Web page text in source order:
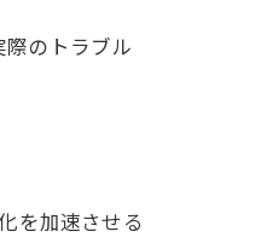
のトラブル
を加速させる